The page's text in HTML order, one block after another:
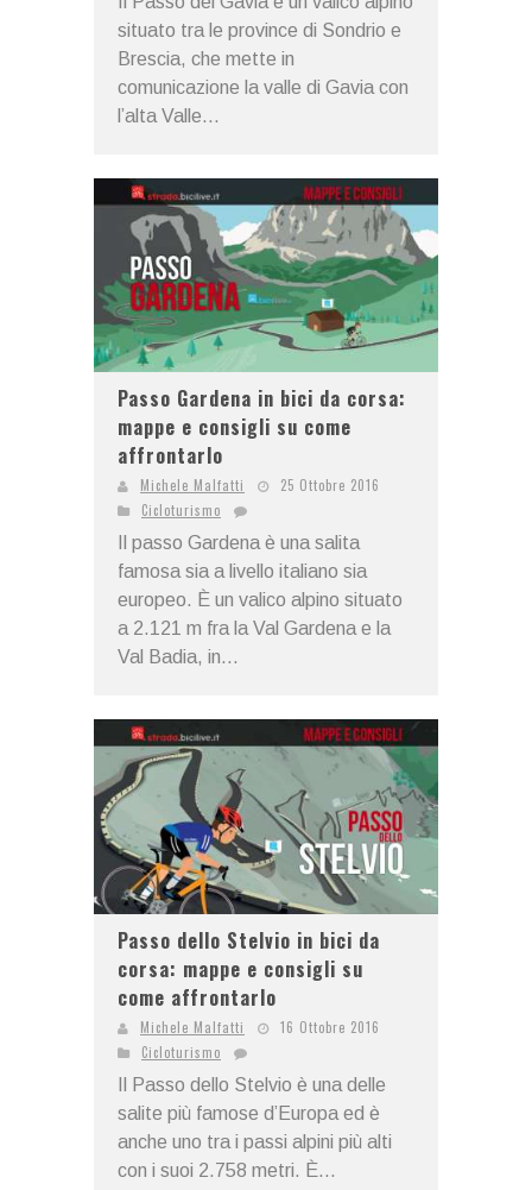
situato tra le province di Sondrio e
Brescia, che mette in
comunicazione la valle di Gavia con
l’alta Valle...
Passo Gardena in bici da corsa:
mappe e consigli su come
affrontarlo
Michele Malfatti
25 Ottobre 2016
Cicloturismo
Il passo Gardena è una salita
famosa sia a livello italiano sia
europeo. È un valico alpino situato
a 2.121 m fra la Val Gardena e la
Val Badia, in...
Passo dello Stelvio in bici da
corsa: mappe e consigli su
come affrontarlo
Michele Malfatti
16 Ottobre 2016
Cicloturismo
Il Passo dello Stelvio è una delle
salite più famose d’Europa ed è
anche uno tra i passi alpini più alti
con i suoi 2.758 metri. È...